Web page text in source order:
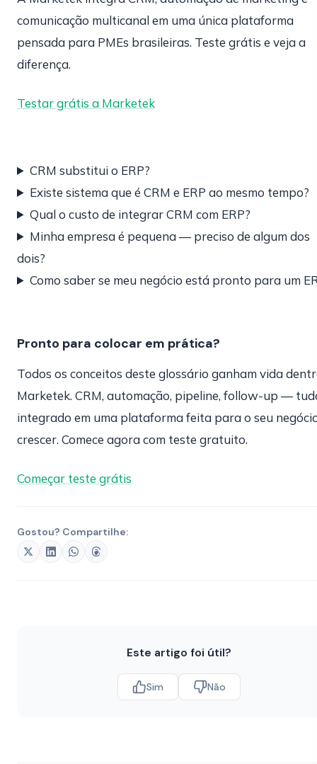
comunicação multicanal em uma única plataforma
pensada para PMEs brasileiras. Teste grátis e veja a
diferença.
Testar grátis a Marketek
CRM substitui o ERP?
Existe sistema que é CRM e ERP ao mesmo tempo?
Qual o custo de integrar CRM com ERP?
Minha empresa é pequena — preciso de algum dos
dois?
Como saber se meu negócio está pronto para um
Pronto para colocar em prática?
Todos os conceitos deste glossário ganham vida
Marketek. CRM, automação, pipeline, follow-up —
integrado em uma plataforma feita para o seu
crescer. Comece agora com teste gratuito.
Começar teste grátis
Gostou? Compartilhe:
Este artigo foi útil?
Sim Não